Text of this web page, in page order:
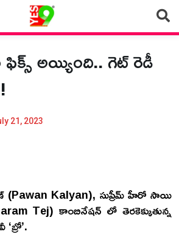
ఫిక్స్ అయ్యింది.. గెట్ రెడీ
21, 2023
(Pawan Kalyan), సుప్రీమ్ హీరో సాయి
Tej) కాంబినేషన్ లో తెరకెక్కుతున్న